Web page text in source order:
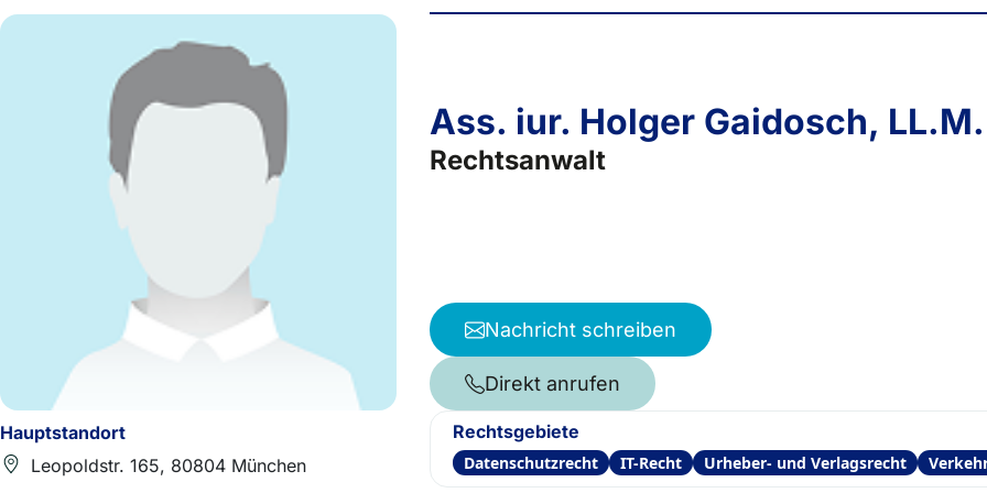
Hauptstandort
Leopoldstr. 165, 80804 München
Ass. iur. Holger Gaidosch, LL.M.
Rechtsanwalt
Nachricht schreiben
Direkt anrufen
Rechtsgebiete
Datenschutzrecht IT-Recht Urheber- und Verlagsrecht